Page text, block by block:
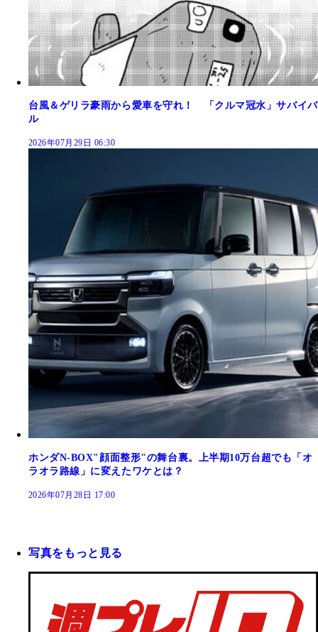
台風＆ゲリラ豪雨から愛車を守れ！ 「クルマ冠水」サバイバ
ル
2026年07月29日 06:30
ホンダN-BOX"顔面整形"の舞台裏。上半期10万台超でも「オ
ラオラ路線」に変えたワケとは？
2026年07月28日 17:00
写真をもっと見る